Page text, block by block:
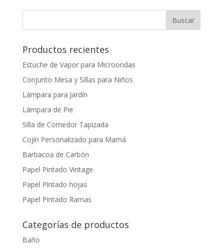
Productos recientes
Estuche de Vapor para Microondas
Conjunto Mesa y Sillas para Niños
Lámpara para Jardín
Lámpara de Pie
Silla de Comedor Tapizada
Cojín Personalizado para Mamá
Barbacoa de Carbón
Papel Pintado Vintage
Papel Pintado hojas
Papel Pintado Ramas
Categorías de productos
Baño